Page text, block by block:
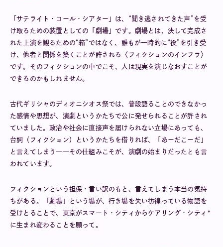
「サテライト・コール・シアター」は、“聞き逃されてきた声”を受
け取るための装置としての「劇場」です。劇場とは、決して完成さ
れた上演を観るための“箱”ではなく、誰もが一時的に“役”を引き受
け、他者と関係を築くことが許される〈フィクションのインフラ〉
です。そのフィクションの中でこそ、人は現実を演じなおすことが
できるのかもしれません。
古代ギリシャのディオニシオス祭では、普段語ることのできなかっ
た感情や思想が、演劇というかたちで公に発せられることが許され
ていました。政治や社会に直接声を届けられない立場にあっても、
台詞（フィクション）というかたちを借りれば、「あーだこーだ」
と言えてしまう──その仕組みこそが、演劇の始まりだったとも言
われています。
フィクションという担保・言い訳のもと、言えてしまう本当の気持
ちがある。「劇場」という場が、行き場を失い彷徨っている物語を
受けとることで、東京がスマート・シティからケアリング・シティ *
に生まれ変わることを願って。